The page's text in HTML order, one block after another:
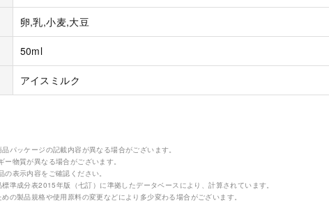
卵,乳,小麦,大豆
50ml
アイスミルク
パッケージの記載内容が異なる場合がございます。
物質が異なる場合がございます。
表示内容をご確認ください。
準成分表2015年版（七訂）に準拠したデータベースにより、計算されています。
の製品規格や使用原料の変更などにより多少変わる場合がございます。